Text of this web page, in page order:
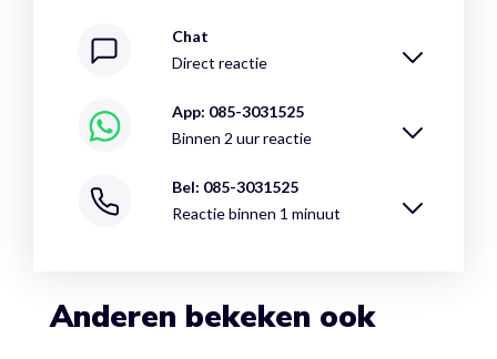
Chat
Direct reactie
App: 085-3031525
Binnen 2 uur reactie
Bel: 085-3031525
Reactie binnen 1 minuut
Anderen bekeken ook